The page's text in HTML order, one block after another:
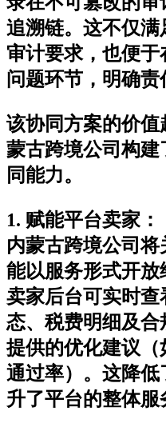
追溯链。这不仅
审计要求，也便
问题环节，明确责
该协同方案的价
蒙古跨境公司构
同能力。
1. 赋能平台卖家：
内蒙古跨境公司
能以服务形式开放
卖家后台可实时
态、税费明细及
提供的优化建议
通过率）。这降
升了平台的整体服